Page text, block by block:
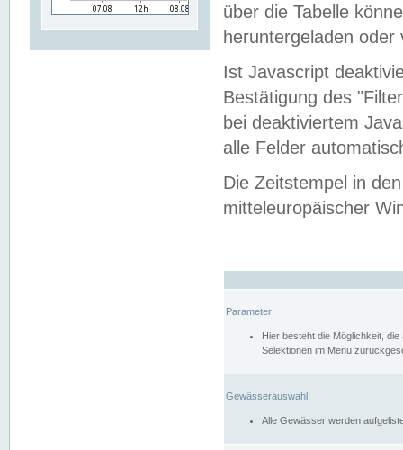
über die Tabelle
heruntergeladen oder
Ist Javascript
Bestätigung des
bei deaktiviertem
alle Felder
Die Zeitstempel in
mitteleuropäischer
Parameter
Hier besteht die Möglichkeit,
Selektionen im Menü
Gewässerauswahl
Alle Gewässer werden